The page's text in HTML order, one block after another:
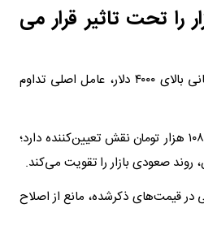
را تحت تاثیر قرار می
۱. ثبات یا افزایش اونس جهانی بالای ۴۰۰۰ دلار، عامل اصلی تداوم
۲. نرخ دلار در محدوده ۱۰۷ تا ۱۰۸ هزار تومان نقش تعیین‌کننده دارد؛
در قیمت‌های ذکرشده، مانع از اصلاح